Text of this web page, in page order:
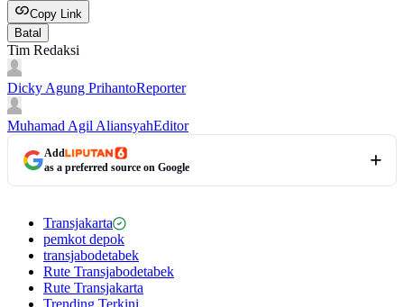
Copy Link
Batal
Tim Redaksi
Dicky Agung PrihantoReporter
Muhamad Agil AliansyahEditor
Add
as a preferred source on Google
Transjakarta
pemkot depok
transjabodetabek
Rute Transjabodetabek
Rute Transjakarta